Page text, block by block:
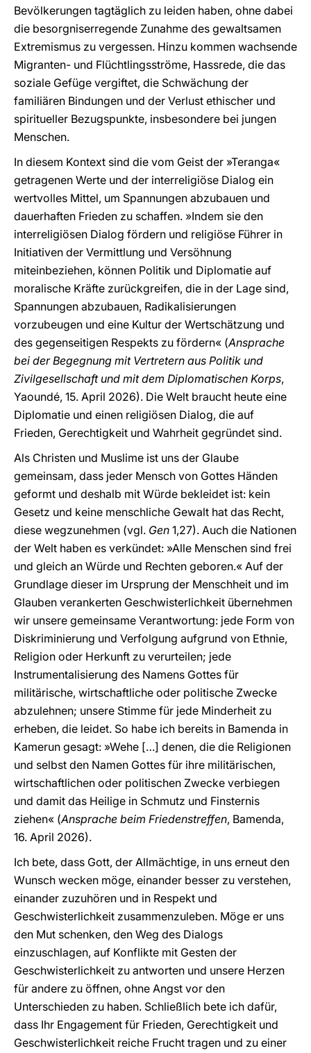
Bevölkerungen tagtäglich zu leiden haben, ohne dabei
die besorgniserregende Zunahme des gewaltsamen
Extremismus zu vergessen. Hinzu kommen wachsende
Migranten- und Flüchtlingsströme, Hassrede, die das
soziale Gefüge vergiftet, die Schwächung der
familiären Bindungen und der Verlust ethischer und
spiritueller Bezugspunkte, insbesondere bei jungen
Menschen.
In diesem Kontext sind die vom Geist der »Teranga«
getragenen Werte und der interreligiöse Dialog ein
wertvolles Mittel, um Spannungen abzubauen und
dauerhaften Frieden zu schaffen. »Indem sie den
interreligiösen Dialog fördern und religiöse Führer in
Initiativen der Vermittlung und Versöhnung
miteinbeziehen, können Politik und Diplomatie auf
moralische Kräfte zurückgreifen, die in der Lage sind,
Spannungen abzubauen, Radikalisierungen
vorzubeugen und eine Kultur der Wertschätzung und
des gegenseitigen Respekts zu fördern« (Ansprache
bei der Begegnung mit Vertretern aus Politik und
Zivilgesellschaft und mit dem Diplomatischen Korps,
Yaoundé, 15. April 2026). Die Welt braucht heute eine
Diplomatie und einen religiösen Dialog, die auf
Frieden, Gerechtigkeit und Wahrheit gegründet sind.
Als Christen und Muslime ist uns der Glaube
gemeinsam, dass jeder Mensch von Gottes Händen
geformt und deshalb mit Würde bekleidet ist: kein
Gesetz und keine menschliche Gewalt hat das Recht,
diese wegzunehmen (vgl. Gen 1,27). Auch die Nationen
der Welt haben es verkündet: »Alle Menschen sind frei
und gleich an Würde und Rechten geboren.« Auf der
Grundlage dieser im Ursprung der Menschheit und im
Glauben verankerten Geschwisterlichkeit übernehmen
wir unsere gemeinsame Verantwortung: jede Form von
Diskriminierung und Verfolgung aufgrund von Ethnie,
Religion oder Herkunft zu verurteilen; jede
Instrumentalisierung des Namens Gottes für
militärische, wirtschaftliche oder politische Zwecke
abzulehnen; unsere Stimme für jede Minderheit zu
erheben, die leidet. So habe ich bereits in Bamenda in
Kamerun gesagt: »Wehe […] denen, die die Religionen
und selbst den Namen Gottes für ihre militärischen,
wirtschaftlichen oder politischen Zwecke verbiegen
und damit das Heilige in Schmutz und Finsternis
ziehen« (Ansprache beim Friedenstreffen, Bamenda,
16. April 2026).
Ich bete, dass Gott, der Allmächtige, in uns erneut den
Wunsch wecken möge, einander besser zu verstehen,
einander zuzuhören und in Respekt und
Geschwisterlichkeit zusammenzuleben. Möge er uns
den Mut schenken, den Weg des Dialogs
einzuschlagen, auf Konflikte mit Gesten der
Geschwisterlichkeit zu antworten und unsere Herzen
für andere zu öffnen, ohne Angst vor den
Unterschieden zu haben. Schließlich bete ich dafür,
dass Ihr Engagement für Frieden, Gerechtigkeit und
Geschwisterlichkeit reiche Frucht tragen und zu einer